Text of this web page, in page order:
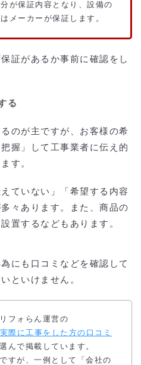
が保証内容となり、設備の
メーカーが保証します。
証があるか事前に確認をし
る
のが主ですが、お客様の希
握」して工事業者に伝え的
す。
ていない」「希望する内容
々あります。また、商品の
置するなどもあります。
にも口コミなどを確認して
といけません。
フォらん運営の
際に工事をした方の口コミ
んで掲載しています。
すが、一例として「会社の